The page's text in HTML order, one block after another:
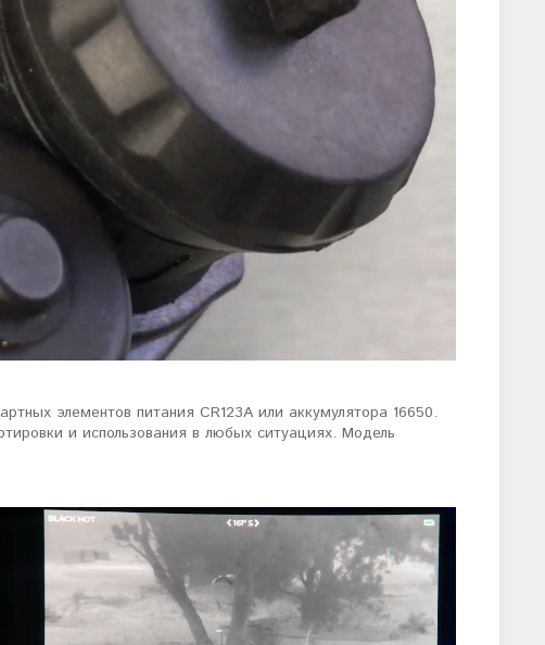
элементов питания CR123A или аккумулятора 16650.
и использования в любых ситуациях. Модель